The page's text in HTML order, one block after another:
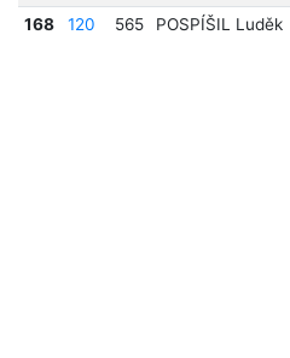
168
120 565 POSPÍŠIL Luděk